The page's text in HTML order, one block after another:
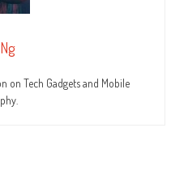
on Tech Gadgets and Mobile